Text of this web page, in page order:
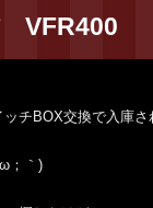
VFR400
チBOX交換で入庫さ
；｀)